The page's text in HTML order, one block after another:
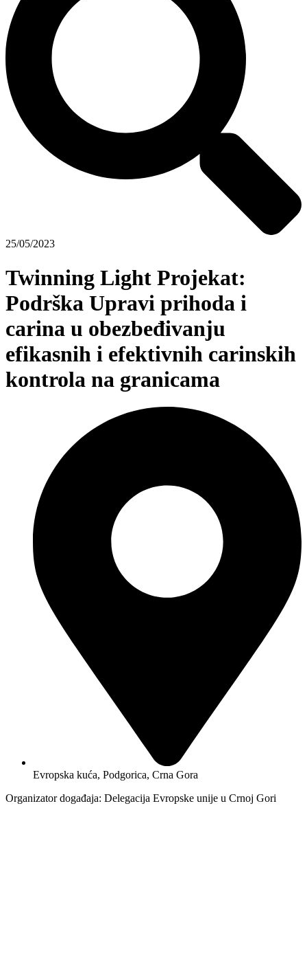
25/05/2023
Twinning Light Projekat:
Podrška Upravi prihoda i
carina u obezbeđivanju
efikasnih i efektivnih carinskih
kontrola na granicama
Evropska kuća, Podgorica, Crna Gora
Organizator događaja: Delegacija Evropske unije u Crnoj Gori